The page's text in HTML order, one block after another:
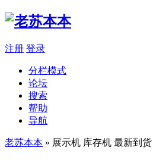
注册 登录
分栏模式
论坛
搜索
帮助
导航
老苏本本 » 展示机 库存机 最新到货